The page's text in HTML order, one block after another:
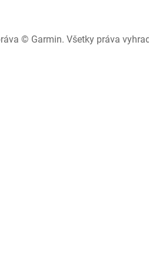
© Garmin. Všetky práva